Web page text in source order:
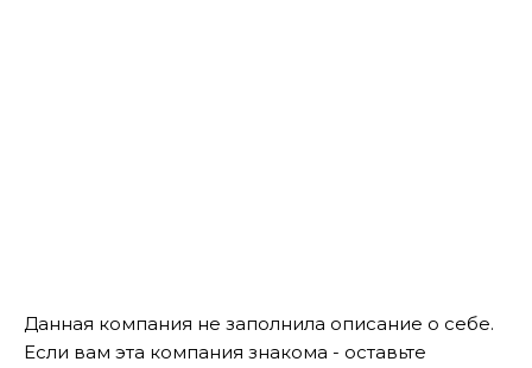
Данная компания не заполнила описание о себе.
Если вам эта компания знакома - оставьте